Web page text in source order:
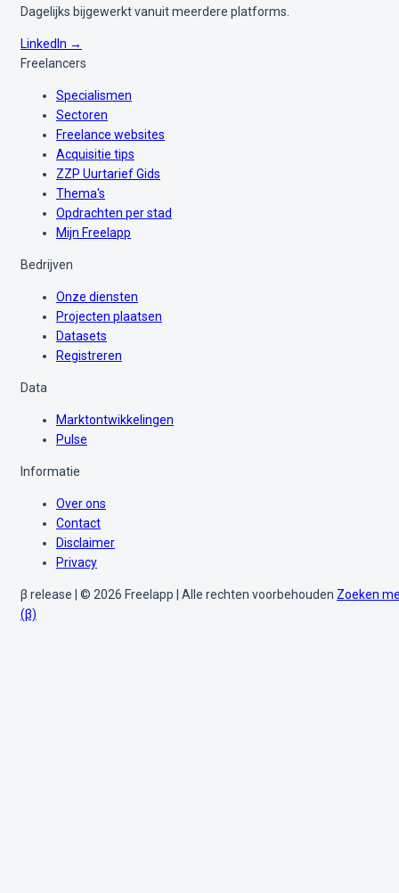
Dagelijks bijgewerkt vanuit meerdere platforms.
LinkedIn →
Freelancers
Specialismen
Sectoren
Freelance websites
Acquisitie tips
ZZP Uurtarief Gids
Thema's
Opdrachten per stad
Mijn Freelapp
Bedrijven
Onze diensten
Projecten plaatsen
Datasets
Registreren
Data
Marktontwikkelingen
Pulse
Informatie
Over ons
Contact
Disclaimer
Privacy
β release | © 2026 Freelapp | Alle rechten voorbehouden Zoeken
(β)